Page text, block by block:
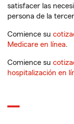
satisfacer las
persona de la
Comience su
Medicare en línea.
Comience su
hospitalización en